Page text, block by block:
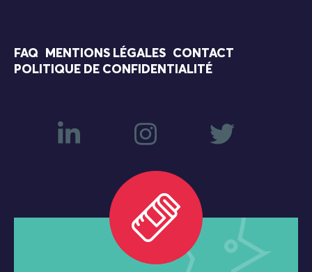
FAQ MENTIONS LÉGALES
CONTACT
POLITIQUE DE CONFIDENTIALITÉ